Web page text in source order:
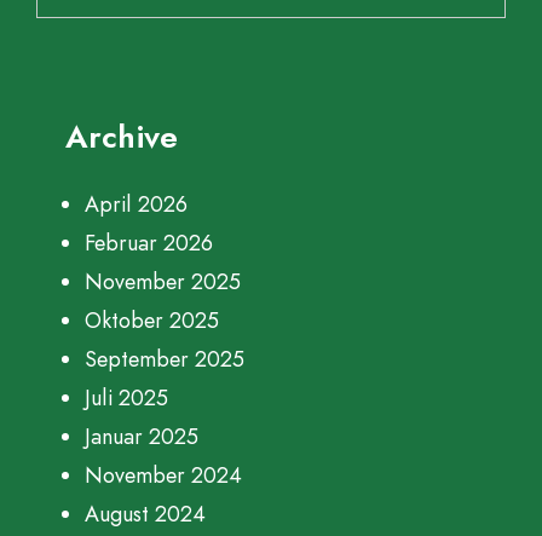
Archive
April 2026
Februar 2026
November 2025
Oktober 2025
September 2025
Juli 2025
Januar 2025
November 2024
August 2024